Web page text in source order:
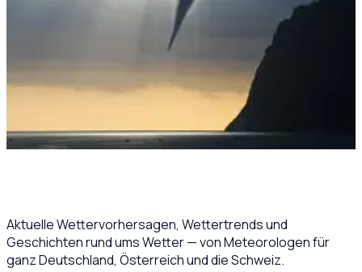
durch starke lokale Überhitzung am Boden, lösen sich
plötzlich als Konvektionsblase vom Erdboden ab und
steigen stark beschleunigt auf. Größere Tromben
entstehen in vegetationsarmen Trockengebieten
(Windhosen) oder über Wasserflächen der wärmeren
Quelle:swa182 / AdobeStock
Aktuelle Wettervorhersagen, Wettertrends und
Geschichten rund ums Wetter — von Meteorologen für
ganz Deutschland, Österreich und die Schweiz.